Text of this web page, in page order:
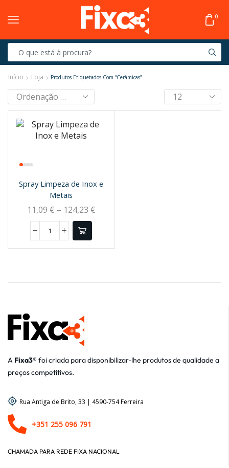
0
Início Loja Produtos Etiquetados Com “Cerâmicas”
Spray Limpeza de Inox e
Metais
11,09 € – 124,23 €
A Fixa3® foi criada para disponibilizar-lhe produtos de qualidade a
preços competitivos.
Rua Antiga de Brito, 33 | 4590-754 Ferreira
+351 255 096 791
CHAMADA PARA REDE FIXA NACIONAL